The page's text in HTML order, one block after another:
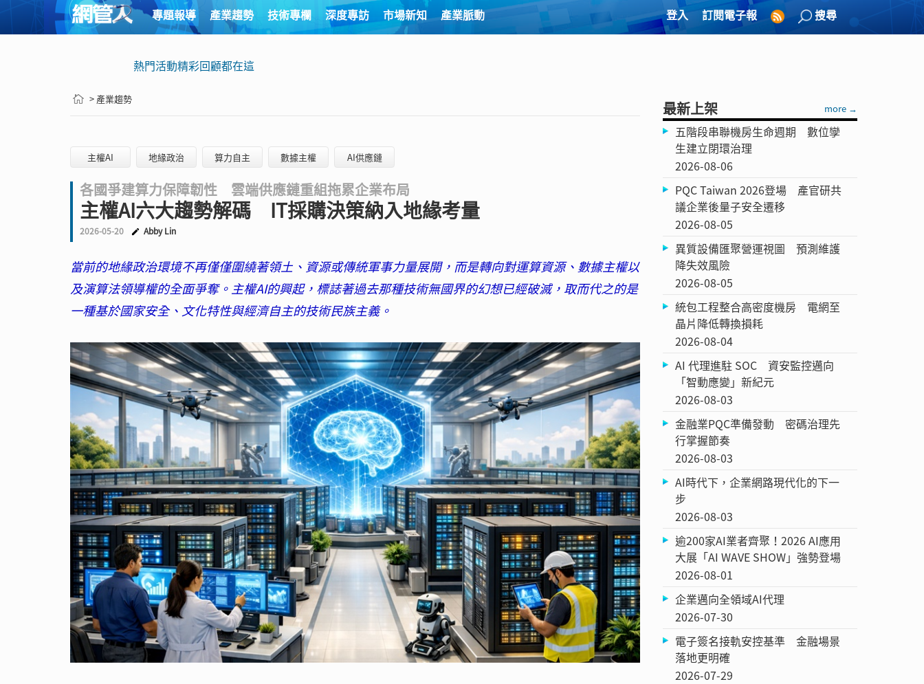
專題報導 產業趨勢 技術專欄 深度專訪 市場新知 產業脈動 登入 訂閱電子報 搜尋
熱門活動精彩回顧都在這
> 產業趨勢
主權AI 地緣政治 算力自主 數據主權 AI供應鏈
各國爭建算力保障韌性 雲端供應鏈重組拖累企業布局
主權AI六大趨勢解碼 IT採購決策納入地緣考量
2026-05-20 Abby Lin
當前的地緣政治環境不再僅僅圍繞著領土、資源或傳統軍事力量展開，而是轉向對運算資源、數據主權以
及演算法領導權的全面爭奪。主權AI的興起，標誌著過去那種技術無國界的幻想已經破滅，取而代之的是
一種基於國家安全、文化特性與經濟自主的技術民族主義。
最新上架 more →
五階段串聯機房生命週期 數位孿
生建立閉環治理
2026-08-06
PQC Taiwan 2026登場 產官研共
議企業後量子安全遷移
2026-08-05
異質設備匯聚營運視圖 預測維護
降失效風險
2026-08-05
統包工程整合高密度機房 電網至
晶片降低轉換損耗
2026-08-04
AI 代理進駐 SOC 資安監控邁向
「智動應變」新紀元
2026-08-03
金融業PQC準備發動 密碼治理先
行掌握節奏
2026-08-03
AI時代下，企業網路現代化的下一
步
2026-08-03
逾200家AI業者齊聚！2026 AI應用
大展「AI WAVE SHOW」強勢登場
2026-08-01
企業邁向全領域AI代理
2026-07-30
電子簽名接軌安控基準 金融場景
落地更明確
2026-07-29